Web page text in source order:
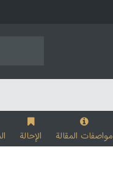
مواصفات المقالة الإحالة